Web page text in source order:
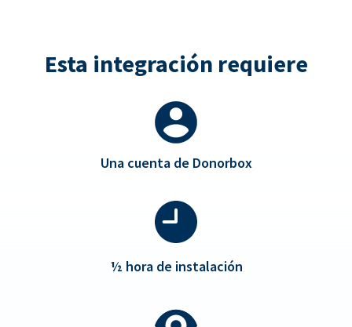
Esta integración requiere
Una cuenta de Donorbox
½ hora de instalación